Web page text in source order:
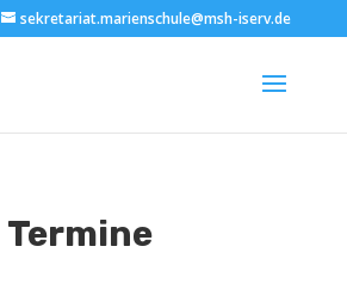
sekretariat.marienschule@msh-iserv.de
Termine